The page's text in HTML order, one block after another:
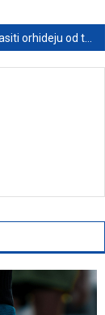
Kako spasiti orhideju od truleži: Prirodni tretman koji podstiče rast novih korijena